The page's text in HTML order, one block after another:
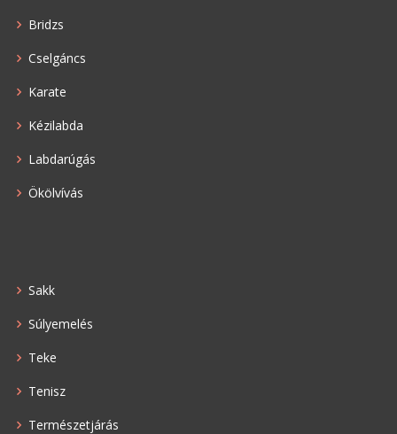
Bridzs
Cselgáncs
Karate
Kézilabda
Labdarúgás
Ökölvívás
Sakk
Súlyemelés
Teke
Tenisz
Természetjárás